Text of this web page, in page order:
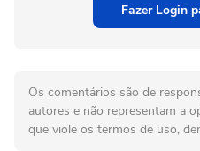
Fazer Login
Os comentários são de
autores e não representam a
que viole os termos de uso,